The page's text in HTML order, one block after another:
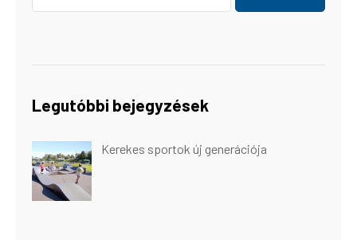
Legutóbbi bejegyzések
Kerekes sportok új generációja